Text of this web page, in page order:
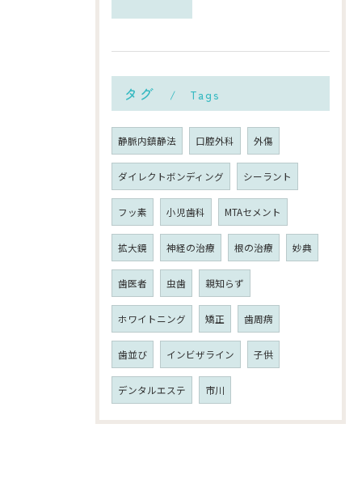
タグ Tags
静脈内鎮静法 口腔外科 外傷
ダイレクトボンディング シーラント
フッ素 小児歯科 MTAセメント
拡大鏡 神経の治療 根の治療 妙典
歯医者 虫歯 親知らず
ホワイトニング 矯正 歯周病
歯並び インビザライン 子供
デンタルエステ 市川